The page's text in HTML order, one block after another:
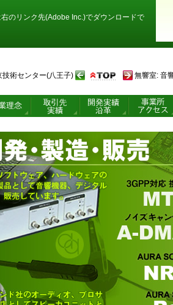
のリンク先(Adobe Inc.)でダウンロードで
技術センター(八王子) 無響室: 音
ハード開発以外に音響機器製品を開発、製造、販
の代理店として、スピーカユニット、振動 ユニ
オーディオアナライザMTA-02WB-S
ホンモジュールA-DMA-001/002
ーユニット NRT & Whisper Technology
ユニットBassShaker